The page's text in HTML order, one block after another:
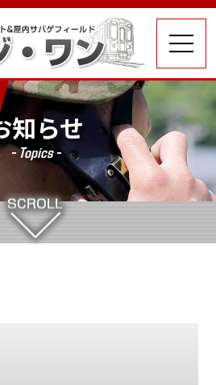
知らせ
- Topics -